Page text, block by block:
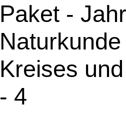
Paket -
Kreises
- 4